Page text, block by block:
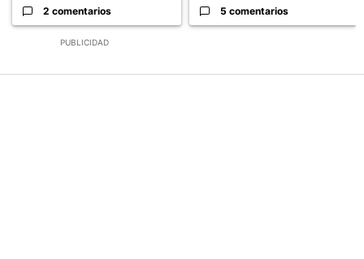
PUBLICIDAD
2 comentarios 5 comentarios